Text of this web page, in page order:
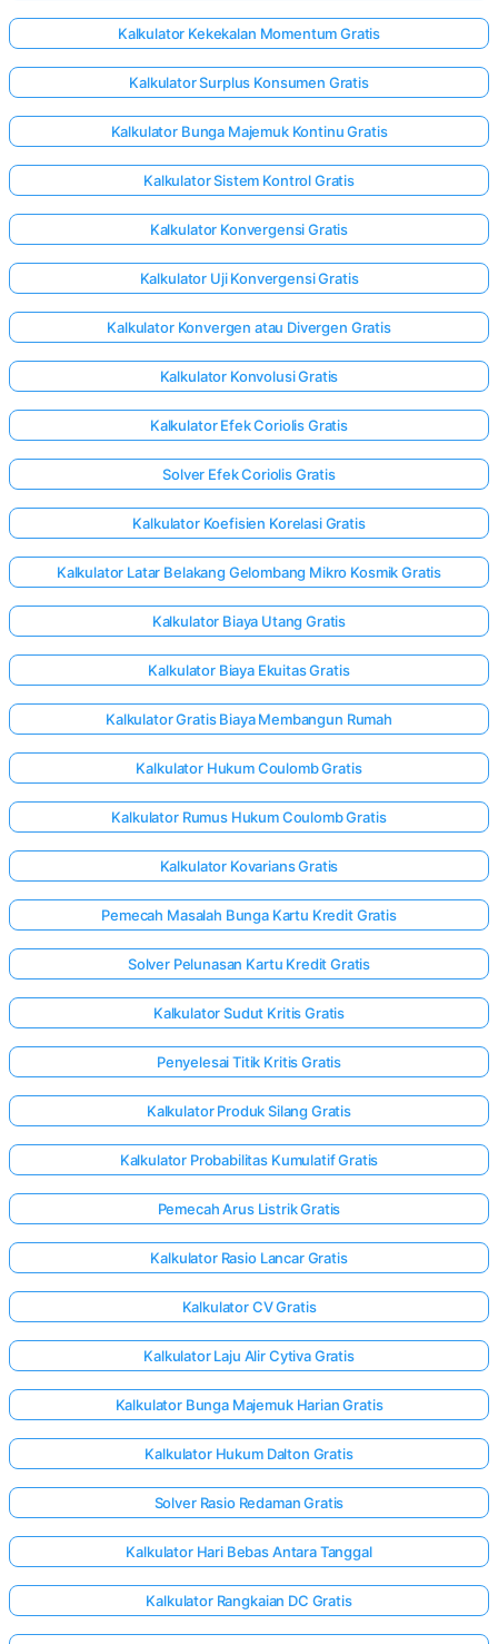
Masuk
Kalkulator Kekekalan Momentum Gratis
Kalkulator Surplus Konsumen Gratis
Kalkulator Bunga Majemuk Kontinu Gratis
Kalkulator Sistem Kontrol Gratis
Kalkulator Konvergensi Gratis
Kalkulator Uji Konvergensi Gratis
Kalkulator Konvergen atau Divergen Gratis
Kalkulator Konvolusi Gratis
Kalkulator Efek Coriolis Gratis
Solver Efek Coriolis Gratis
Kalkulator Koefisien Korelasi Gratis
Kalkulator Latar Belakang Gelombang Mikro Kosmik Gratis
Kalkulator Biaya Utang Gratis
Kalkulator Biaya Ekuitas Gratis
Kalkulator Gratis Biaya Membangun Rumah
Kalkulator Hukum Coulomb Gratis
Kalkulator Rumus Hukum Coulomb Gratis
Kalkulator Kovarians Gratis
Pemecah Masalah Bunga Kartu Kredit Gratis
Solver Pelunasan Kartu Kredit Gratis
Kalkulator Sudut Kritis Gratis
Penyelesai Titik Kritis Gratis
Kalkulator Produk Silang Gratis
Kalkulator Probabilitas Kumulatif Gratis
Pemecah Arus Listrik Gratis
Kalkulator Rasio Lancar Gratis
Kalkulator CV Gratis
Kalkulator Laju Alir Cytiva Gratis
Kalkulator Bunga Majemuk Harian Gratis
Kalkulator Hukum Dalton Gratis
Solver Rasio Redaman Gratis
Kalkulator Hari Bebas Antara Tanggal
Kalkulator Rangkaian DC Gratis